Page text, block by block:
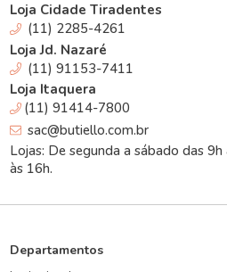
Loja Cidade Tiradentes
(11) 2285-4261
Loja Jd. Nazaré
(11) 91153-7411
Loja Itaquera
(11) 91414-7800
sac@butiello.com.br
Lojas: De segunda a sábado das
às 16h.
Departamentos